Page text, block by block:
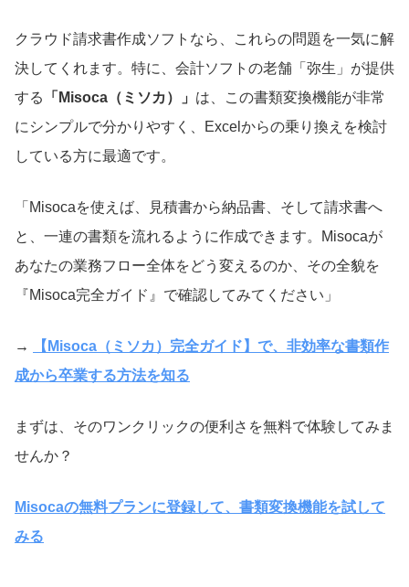
クラウド請求書作成ソフトなら、これらの問題を一気に解
決してくれます。特に、会計ソフトの老舗「弥生」が提供
する
「Misoca（ミソカ）」 は、この書類変換機能が非常
にシンプルで分かりやすく、Excelからの乗り換えを検討
している方に最適です。
「Misocaを使えば、見積書から納品書、そして請求書へ
と、一連の書類を流れるように作成できます。Misocaが
あなたの業務フロー全体をどう変えるのか、その全貌を
『Misoca完全ガイド』で確認してみてください」
→
【Misoca（ミソカ）完全ガイド】で、非効率な書類作
成から卒業する方法を知る
まずは、そのワンクリックの便利さを無料で体験してみま
せんか？
Misocaの無料プランに登録して、書類変換機能を試して
みる